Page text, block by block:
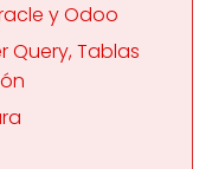
y Odoo
Query, Tablas